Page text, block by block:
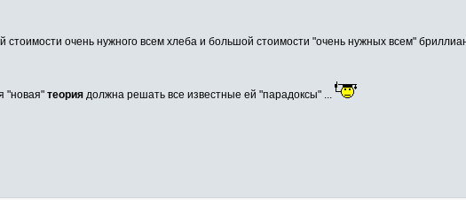
очень нужного всем хлеба и большой стоимости "очень нужных всем"
"новая" теория должна решать все известные ей "парадоксы" ...